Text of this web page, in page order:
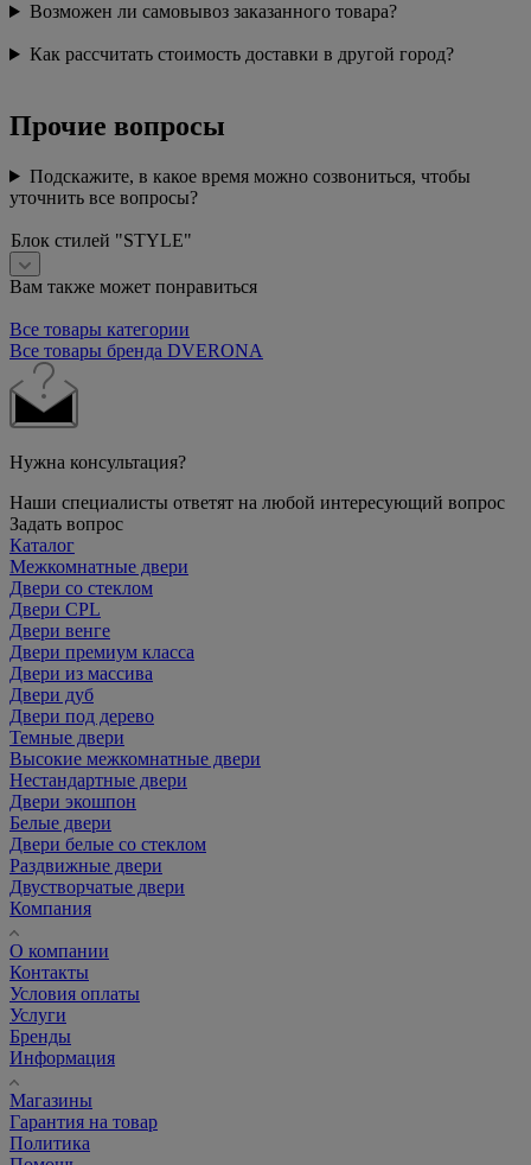
Возможен ли самовывоз заказанного товара?
Как рассчитать стоимость доставки в другой город?
Прочие вопросы
Подскажите, в какое время можно созвониться, чтобы
уточнить все вопросы?
Блок стилей "STYLE"
Вам также может понравиться
Все товары категории
Все товары бренда DVERONA
Нужна консультация?
Наши специалисты ответят на любой интересующий вопрос
Задать вопрос
Каталог
Межкомнатные двери
Двери со стеклом
Двери CPL
Двери венге
Двери премиум класса
Двери из массива
Двери дуб
Двери под дерево
Темные двери
Высокие межкомнатные двери
Нестандартные двери
Двери экошпон
Белые двери
Двери белые со стеклом
Раздвижные двери
Двустворчатые двери
Компания
О компании
Контакты
Условия оплаты
Услуги
Бренды
Информация
Магазины
Гарантия на товар
Политика